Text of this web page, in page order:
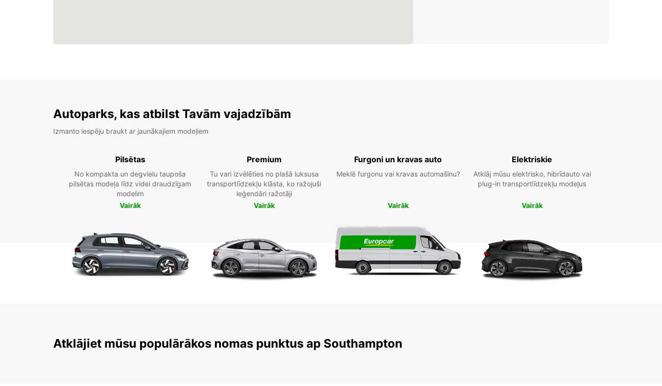
Autoparks, kas atbilst Tavām vajadzībām
Izmanto iespēju braukt ar jaunākajiem modeļiem
Pilsētas
No kompakta un degvielu taupoša
pilsētas modeļa līdz videi draudzīgam
modelim
Vairāk
Premium
Tu vari izvēlēties no plašā luksusa
transportlīdzekļu klāsta, ko ražojuši
leģendāri ražotāji
Vairāk
Furgoni un kravas auto
Meklē furgonu vai kravas automašīnu?
Vairāk
Elektriskie
Atklāj mūsu elektrisko, hibrīdauto vai
plug-in transportlīdzekļu modeļus
Vairāk
Atklājiet mūsu populārākos nomas punktus ap Southampton